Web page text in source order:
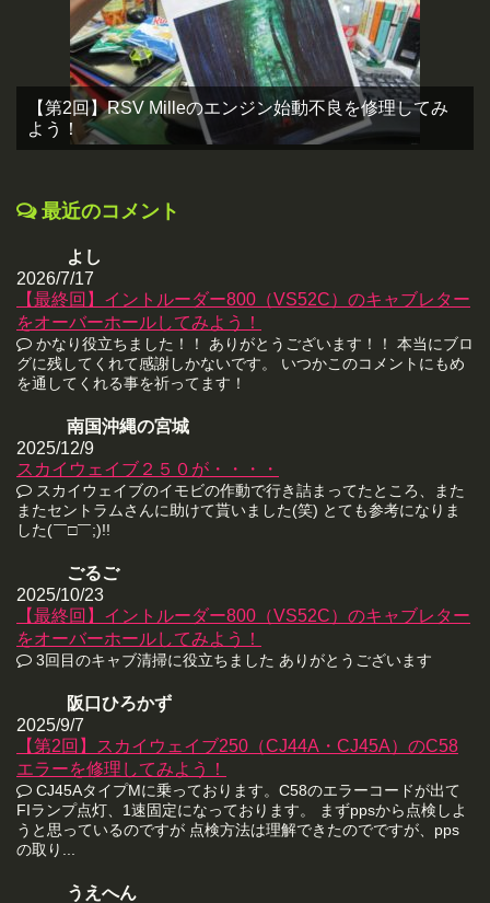
【第2回】RSV Milleのエンジン始動不良を修理してみ
よう！
最近のコメント
よし
2026/7/17
【最終回】イントルーダー800（VS52C）のキャブレター
をオーバーホールしてみよう！
かなり役立ちました！！ ありがとうございます！！ 本当にブロ
グに残してくれて感謝しかないです。 いつかこのコメントにもめ
を通してくれる事を祈ってます！
南国沖縄の宮城
2025/12/9
スカイウェイブ２５０が・・・・
スカイウェイブのイモビの作動で行き詰まってたところ、また
またセントラムさんに助けて貰いました(笑) とても参考になりま
した(￣□￣;)!!
ごるご
2025/10/23
【最終回】イントルーダー800（VS52C）のキャブレター
をオーバーホールしてみよう！
3回目のキャブ清掃に役立ちました ありがとうございます
阪口ひろかず
2025/9/7
【第2回】スカイウェイブ250（CJ44A・CJ45A）のC58
エラーを修理してみよう！
CJ45AタイプMに乗っております。C58のエラーコードが出て
FIランプ点灯、1速固定になっております。 まずppsから点検しよ
うと思っているのですが 点検方法は理解できたのでですが、pps
の取り...
うえへん